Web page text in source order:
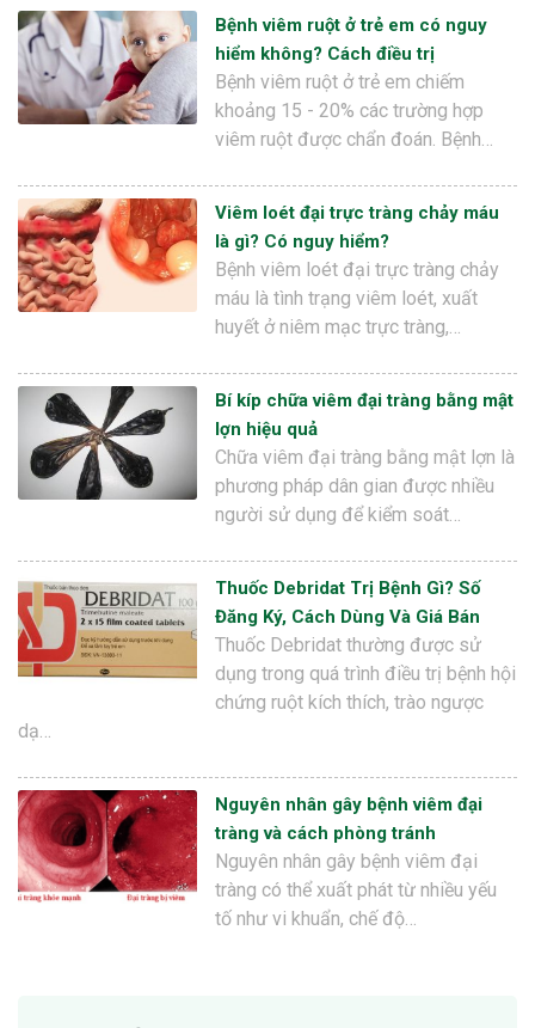
Bệnh viêm ruột ở trẻ em có nguy
hiểm không? Cách điều trị
Bệnh viêm ruột ở trẻ em chiếm
khoảng 15 - 20% các trường hợp
viêm ruột được chẩn đoán. Bệnh…
Viêm loét đại trực tràng chảy máu
là gì? Có nguy hiểm?
Bệnh viêm loét đại trực tràng chảy
máu là tình trạng viêm loét, xuất
huyết ở niêm mạc trực tràng,…
Bí kíp chữa viêm đại tràng bằng mật
lợn hiệu quả
Chữa viêm đại tràng bằng mật lợn là
phương pháp dân gian được nhiều
người sử dụng để kiểm soát…
Thuốc Debridat Trị Bệnh Gì? Số
Đăng Ký, Cách Dùng Và Giá Bán
Thuốc Debridat thường được sử
dụng trong quá trình điều trị bệnh hội
chứng ruột kích thích, trào ngược
dạ…
Nguyên nhân gây bệnh viêm đại
tràng và cách phòng tránh
Nguyên nhân gây bệnh viêm đại
tràng có thể xuất phát từ nhiều yếu
tố như vi khuẩn, chế độ…